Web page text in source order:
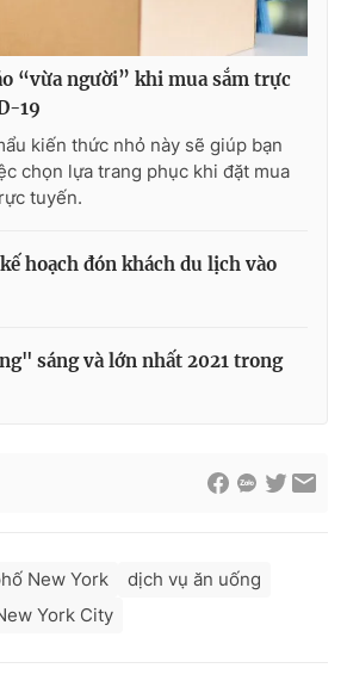
“vừa người” khi mua sắm trực
19
kiến thức nhỏ này sẽ giúp bạn
chọn lựa trang phục khi đặt mua
tuyến.
hoạch đón khách du lịch vào
sáng và lớn nhất 2021 trong
New York
dịch vụ ăn uống
York City